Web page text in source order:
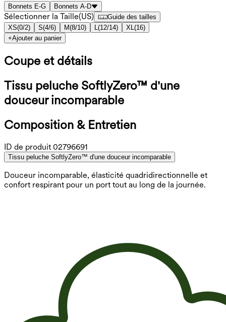
Bonnets E-G Bonnets A-D
Sélectionner la Taille(US)
Guide des tailles
XS(0/2) S(4/6) M(8/10) L(12/14) XL(16)
+Ajouter au panier
Coupe et détails
Tissu peluche SoftlyZero™ d'une
douceur incomparable
Composition & Entretien
ID de produit 02796691
Tissu peluche SoftlyZero™ d'une douceur incomparable
Douceur incomparable, élasticité quadridirectionnelle et
confort respirant pour un port tout au long de la journée.